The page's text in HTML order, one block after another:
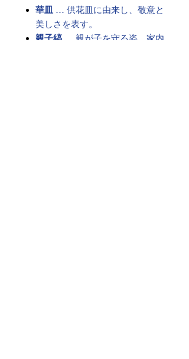
華皿 … 供花皿に由来し、敬意と
美しさを表す。
親子縞 … 親が子を守る姿。家内